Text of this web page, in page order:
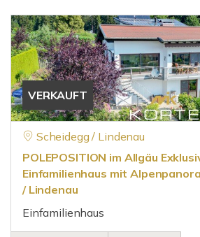
VERKAUFT
Scheidegg / Lindenau
POLEPOSITION im Allgäu
Einfamilienhaus mit
/ Lindenau
Einfamilienhaus